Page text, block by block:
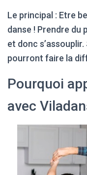
Le principal : Etre
danse ! Prendre du
et donc
pourront faire la
Pourquoi
avec